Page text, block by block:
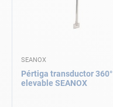
SEANOX
Pértiga transductor 360°
elevable SEANOX